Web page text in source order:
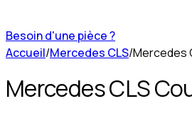
Besoin d'une pièce ?
Accueil/Mercedes CLS/Mercedes
Mercedes CLS